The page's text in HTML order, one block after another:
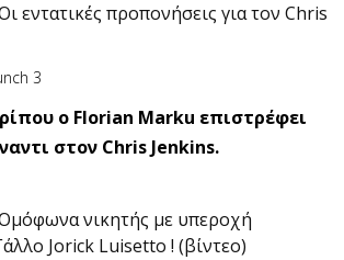
εντατικές προπονήσεις για τον Chris
ο Florian Marku επιστρέφει
στον Chris Jenkins.
νικητής με υπεροχή
Jorick Luisetto ! (βίντεο)